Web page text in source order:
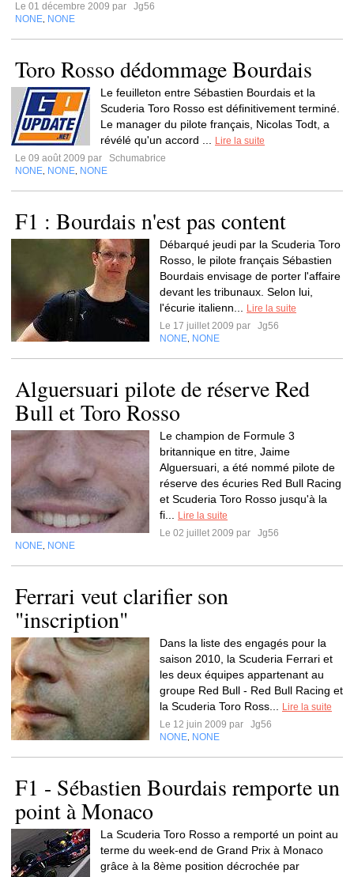
Le 01 décembre 2009 par
Jg56
NONE NONE
Toro Rosso dédommage Bourdais
Le feuilleton entre Sébastien Bourdais et la
Scuderia Toro Rosso est définitivement terminé.
Le manager du pilote français, Nicolas Todt, a
révélé qu'un accord ...
Lire la suite
Le 09 août 2009 par
Schumabrice
NONE NONE NONE
F1 : Bourdais n'est pas content
Débarqué jeudi par la Scuderia Toro
Rosso, le pilote français Sébastien
Bourdais envisage de porter l'affaire
devant les tribunaux. Selon lui,
l'écurie italienn...
Lire la suite
Le 17 juillet 2009 par
Jg56
NONE NONE
Alguersuari pilote de réserve Red
Bull et Toro Rosso
Le champion de Formule 3
britannique en titre, Jaime
Alguersuari, a été nommé pilote de
réserve des écuries Red Bull Racing
et Scuderia Toro Rosso jusqu'à la
fi...
Lire la suite
Le 02 juillet 2009 par
Jg56
NONE NONE
Ferrari veut clarifier son
"inscription"
Dans la liste des engagés pour la
saison 2010, la Scuderia Ferrari et
les deux équipes appartenant au
groupe Red Bull - Red Bull Racing et
la Scuderia Toro Ross...
Lire la suite
Le 12 juin 2009 par
Jg56
NONE NONE
F1 - Sébastien Bourdais remporte un
point à Monaco
La Scuderia Toro Rosso a remporté un point au
terme du week-end de Grand Prix à Monaco
grâce à la 8ème position décrochée par